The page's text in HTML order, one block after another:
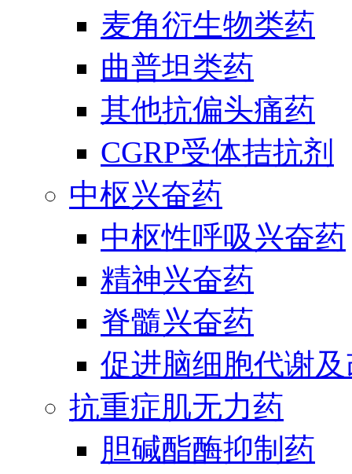
麦角衍生物类药
曲普坦类药
其他抗偏头痛药
CGRP受体拮抗剂
中枢兴奋药
中枢性呼吸兴奋药
精神兴奋药
脊髓兴奋药
促进脑细胞代谢
抗重症肌无力药
胆碱酯酶抑制药